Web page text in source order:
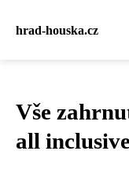
hrad-houska.cz
Vše
all